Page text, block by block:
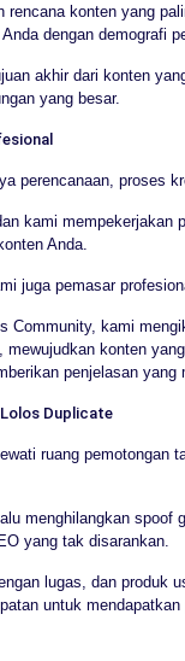
rencana konten yang
dengan demografi
akhir dari konten
yang besar.
perencanaan, proses
kami mempekerjakan
Anda.
juga pemasar
Community, kami
mewujudkan konten
penjelasan yang
Duplicate
ruang pemotongan
menghilangkan spoof
yang tak disarankan.
lugas, dan produk
untuk mendapatkan